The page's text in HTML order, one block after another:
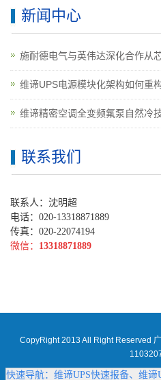
新闻中心
施耐德电气与英伟达深化合作从
维谛UPS电源模块化架构如何重
维谛精密空调全变频氟泵自然冷
联系我们
联系人：沈明超
电话：020-13318871889
传真：020-22074194
微信： 13318871889
CopyRight 2013 All Right Reserved
快速导航： 维谛UPS快速报备、 维谛